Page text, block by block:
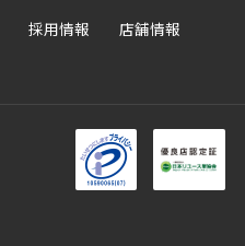
採用情報 店舗情報